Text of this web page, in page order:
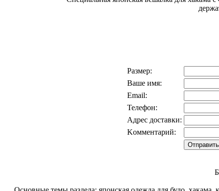
Размер:
Ваше имя:
Email:
Телефон:
Адрес доставки:
Kомментарий: